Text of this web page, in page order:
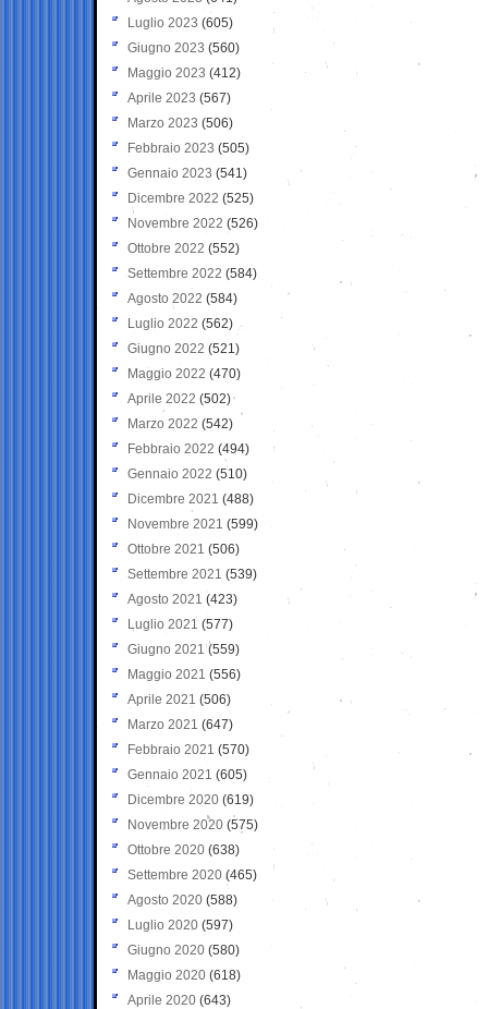
Luglio 2023 (605)
Giugno 2023 (560)
Maggio 2023 (412)
Aprile 2023 (567)
Marzo 2023 (506)
Febbraio 2023 (505)
Gennaio 2023 (541)
Dicembre 2022 (525)
Novembre 2022 (526)
Ottobre 2022 (552)
Settembre 2022 (584)
Agosto 2022 (584)
Luglio 2022 (562)
Giugno 2022 (521)
Maggio 2022 (470)
Aprile 2022 (502)
Marzo 2022 (542)
Febbraio 2022 (494)
Gennaio 2022 (510)
Dicembre 2021 (488)
Novembre 2021 (599)
Ottobre 2021 (506)
Settembre 2021 (539)
Agosto 2021 (423)
Luglio 2021 (577)
Giugno 2021(559)
Maggio 2021 (556)
Aprile 2021 (506)
Marzo 2021 (647)
Febbraio 2021 (570)
Gennaio 2021 (605)
Dicembre 2020 (619)
Novembre 2020 (575)
Ottobre 2020 (638)
Settembre 2020(465)
Agosto 2020 (588)
Luglio 2020 (597)
Giugno 2020 (580)
Maggio 2020 (618)
Aprile 2020 (643)